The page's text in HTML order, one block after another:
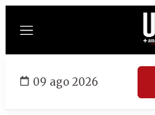
Menú
09 ago 2026